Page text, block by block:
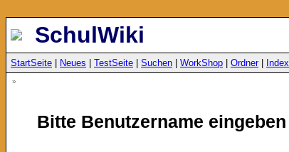
SchulWiki
StartSeite Neues TestSeite Suchen WorkShop Ordner| Index
»
Bitte Benutzername eingeben